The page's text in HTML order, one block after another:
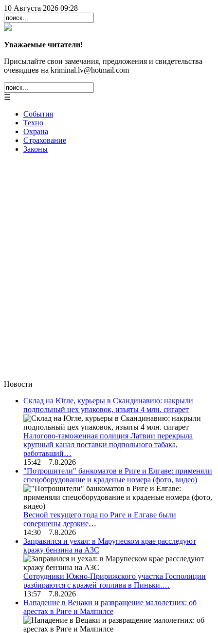
10 Августа 2026 09:28
Уважаемые читатели!
Присылайте свои замечания, предложения и свидетельства
очевидцев на kriminal.lv@hotmail.com
☰
События
Техно
Охрана
Страхование
Законы
Новости
Склад на Югле, курьеры в Скандинавию: накрыли
подпольный цех упаковок, изъяты 4 млн. сигарет
Налогово-таможенная полиция Латвии перекрыла
крупный канал поставки подпольного табака,
работавший…
15:42 7.8.2026
"Потрошители" банкоматов в Риге и Елгаве: применяли
спецоборудование и краденые номера (фото, видео)
Весной текущего года по Риге и Елгаве были
совершены дерзкие…
14:30 7.8.2026
Заправился и уехал: в Марупеском крае расследуют
кражу бензина на АЗС
Сотрудники Южно-Пририжского участка Госполиции
разбираются с кражей топлива в Пиньки.…
13:57 7.8.2026
Нападение в Вецаки и развращение малолетних: об
арестах в Риге и Малпилсе